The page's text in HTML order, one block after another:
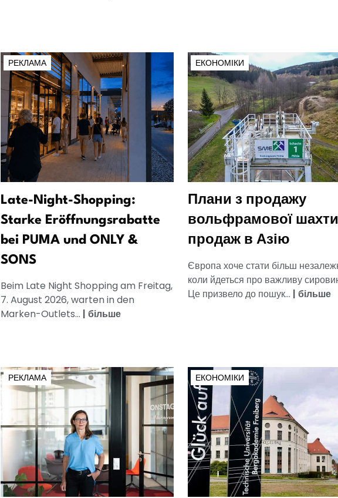
РЕКЛАМА
Late-Night-Shopping:
Starke Eröffnungsrabatte
bei PUMA und ONLY &
SONS
Beim Late Night Shopping am Freitag,
7. August 2026, warten in den
Marken-Outlets... | більше
ЕКОНОМІКИ
Плани з продажу
вольфрамової
продаж в Азію
Європа хоче стати більш
коли йдеться про важливу
Це призвело до пошук... | більше
РЕКЛАМА ЕКОНОМІКИ